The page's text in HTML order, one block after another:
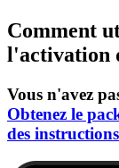
Comment
l'activation
Vous n'avez
Obtenez le
des